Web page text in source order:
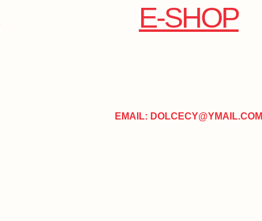
E-SHOP
EMAIL: DOLCECY@YMAIL.COM